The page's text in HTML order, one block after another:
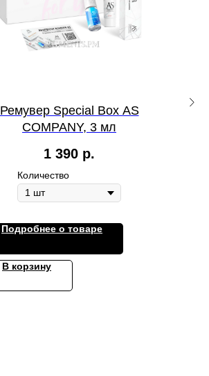
Ремувер Special Box AS
COMPANY, 3 мл
1 390 р.
Количество
Подробнее о товаре
В корзину